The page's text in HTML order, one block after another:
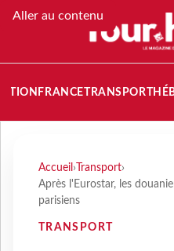
Aller au contenu
FRANCETRANSPORT
Accueil › Transport›
Après l'Eurostar, les
parisiens
TRANSPORT